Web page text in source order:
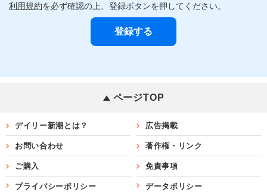
利用規約を必ず確認の上、登録ボタンを押してください。
ページTOP
デイリー新潮とは？ 広告掲載
お問い合わせ 著作権・リンク
ご購入 免責事項
プライバシーポリシー データポリシー